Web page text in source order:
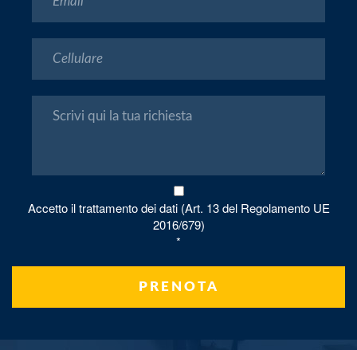
Accetto il trattamento dei dati (Art. 13 del Regolamento UE
2016/679)
*
PRENOTA